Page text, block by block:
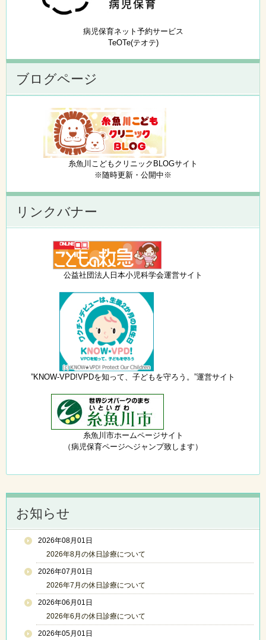
病児保育ネット予約サービス
TeOTe(テオテ)
ブログページ
糸魚川こどもクリニックBLOGサイト
※随時更新・公開中※
リンクバナー
公益社団法人日本小児科学会運営サイト
”KNOW-VPD!VPDを知って、子どもを守ろう。”運営サイト
糸魚川市ホームページサイト
（病児保育ページへジャンプ致します）
お知らせ
2026年08月01日
2026年8月の休日診療について
2026年07月01日
2026年7月の休日診療について
2026年06月01日
2026年6月の休日診療について
2026年05月01日